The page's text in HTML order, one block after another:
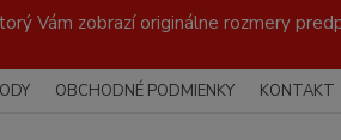
Vám zobrazí originálne rozmery
OBCHODNÉ PODMIENKY KONTAKT